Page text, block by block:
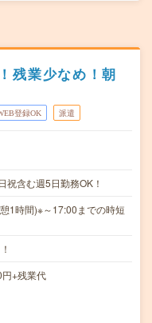
残業少なめ！朝
登録OK 派遣
含む週5日勤務OK！
1時間)※～17:00までの時短
+残業代